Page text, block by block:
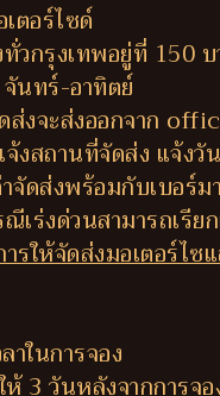
ตอร์ไซด์
วกรุงเทพอยู่ที่ 150
นทร์-อาทิตย์
ส่งจะส่งออกจาก
งสถานที่จัดส่ง แจ้ง
จัดส่งพร้อมกับเบอร์ม
เร่งด่วนสามารถเรี
รให้จัดส่งมอเตอร์ไ
าในการจอง
ห้ 3 วันหลังจากการจอ